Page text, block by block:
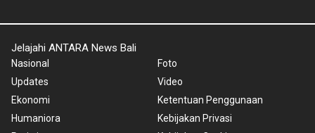
Jelajahi ANTARA News Bali
Nasional
Updates
Ekonomi
Humaniora
Foto
Video
Ketentuan Penggunaan
Kebijakan Privasi